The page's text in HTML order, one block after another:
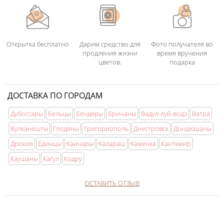
Открытка бесплатно
Дарим средство для
продления жизни
цветов.
Фото получателя во
время вручения
подарка
ДОСТАВКА ПО ГОРОДАМ
Дубоссары Бельцы Бендеры Бричаны Вадул-луй-водэ
Ватра
Вулканешты
Глодяны Григориополь Днестровск Дондюшаны
Дрокия
Единцы Каинары Калараш Каменка
Кантемир
Каушаны
Кагул Кодру
ОСТАВИТЬ ОТЗЫВ